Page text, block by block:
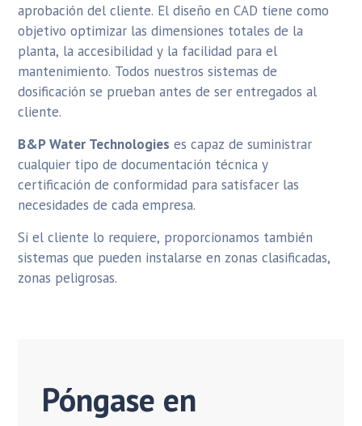
aprobación del cliente. El diseño en CAD tiene como
objetivo optimizar las dimensiones totales de la
planta, la accesibilidad y la facilidad para el
mantenimiento. Todos nuestros sistemas de
dosificación se prueban antes de ser entregados al
cliente.
B&P Water Technologies es capaz de suministrar
cualquier tipo de documentación técnica y
certificación de conformidad para satisfacer las
necesidades de cada empresa.
Si el cliente lo requiere, proporcionamos también
sistemas que pueden instalarse en zonas clasificadas,
zonas peligrosas.
Póngase en